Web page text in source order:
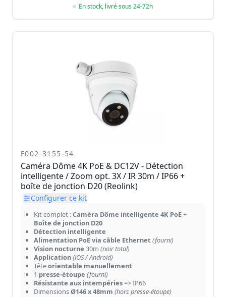
En stock, livré sous 24-72h
F002-3155-54
Caméra Dôme 4K PoE & DC12V - Détection
intelligente / Zoom opt. 3X / IR 30m / IP66 +
boîte de jonction D20 (Reolink)
Configurer ce kit
Kit complet :Caméra Dôme intelligente 4K PoE+
Boîte de jonction D20
Détection intelligente
Alimentation PoE via câble Ethernet (fourni)
Vision nocturne 30m (noir total)
Application(iOS / Android)
Têteorientable manuellement
1 presse-étoupe (fourni)
Résistante aux intempéries=> IP66
DimensionsØ146 x 48mm (hors presse-étoupe)